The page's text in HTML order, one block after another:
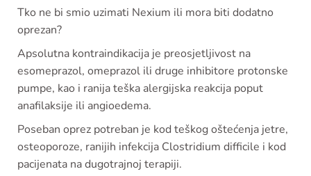
Tko ne bi smio uzimati Nexium ili mora biti dodatno
oprezan?
Apsolutna kontraindikacija je preosjetljivost na
esomeprazol, omeprazol ili druge inhibitore protonske
pumpe, kao i ranija teška alergijska reakcija poput
anafilaksije ili angioedema.
Poseban oprez potreban je kod teškog oštećenja jetre,
osteoporoze, ranijih infekcija Clostridium difficile i kod
pacijenata na dugotrajnoj terapiji.